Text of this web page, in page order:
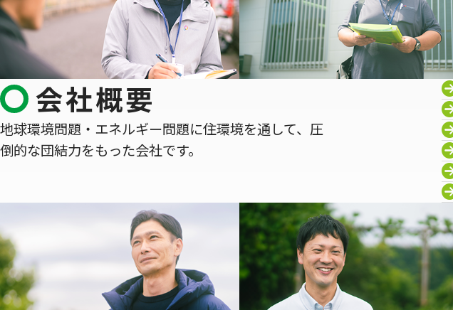
会社概要
地球環境問題・エネルギー問題に住環境を通して、圧
倒的な団結力をもった会社です。